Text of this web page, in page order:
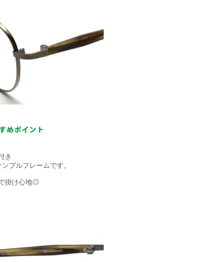
き
プルフレームです。
掛け心地◎